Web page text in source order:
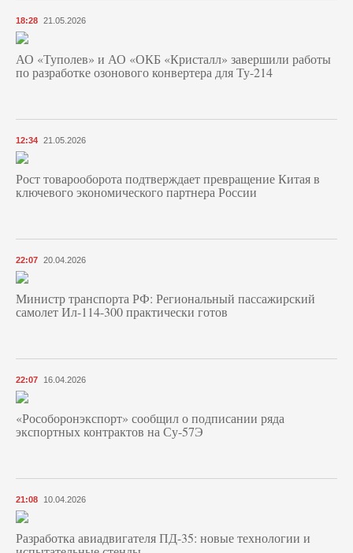
18:28 21.05.2026
АО «Туполев» и АО «ОКБ «Кристалл» завершили работы
по разработке озонового конвертера для Ту-214
12:34 21.05.2026
Рост товарооборота подтверждает превращение Китая в
ключевого экономического партнера России
22:07 20.04.2026
Министр транспорта РФ: Региональный пассажирский
самолет Ил-114-300 практически готов
22:07 16.04.2026
«Рособоронэкспорт» сообщил о подписании ряда
экспортных контрактов на Су-57Э
21:08 10.04.2026
Разработка авиадвигателя ПД-35: новые технологии и